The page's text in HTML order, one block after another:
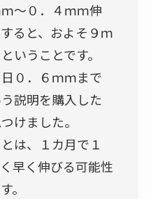
～０．４ｍｍ伸
ると、およそ９ｍ
いうことです。
０．６ｍｍまで
説明を購入した
けました。
は、１カ月で１
早く伸びる可能性
。